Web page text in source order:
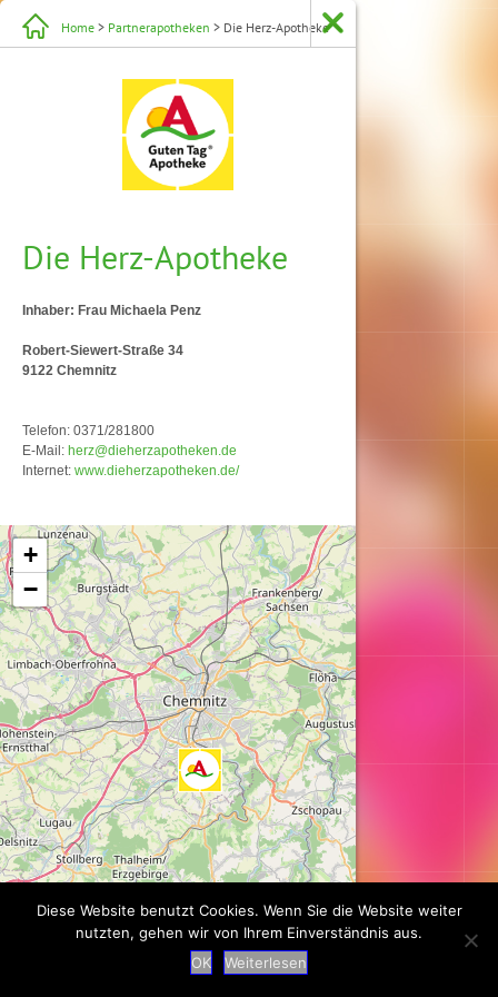
Home > Partnerapotheken > Die Herz-Apotheke
Die Herz-Apotheke
Inhaber: Frau Michaela Penz
Robert-Siewert-Straße 34
9122 Chemnitz
Telefon: 0371/281800
E-Mail: herz@dieherzapotheken.de
Internet: www.dieherzapotheken.de/
Karte wird geladen...
+
−
| ©OpenStreetMapcontributors
Diese Website benutzt Cookies. Wenn Sie die Website weiter
nutzten, gehen wir von Ihrem Einverständnis aus.
OK
Weiterlesen